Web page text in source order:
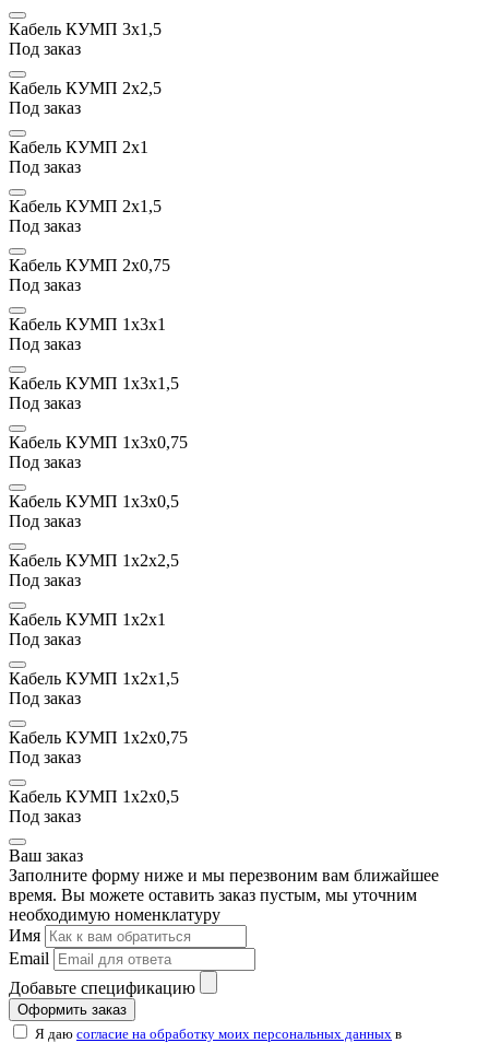
Кабель КУМП 3х1,5
Под заказ
Кабель КУМП 2х2,5
Под заказ
Кабель КУМП 2х1
Под заказ
Кабель КУМП 2х1,5
Под заказ
Кабель КУМП 2x0,75
Под заказ
Кабель КУМП 1х3x1
Под заказ
Кабель КУМП 1х3x1,5
Под заказ
Кабель КУМП 1х3x0,75
Под заказ
Кабель КУМП 1х3x0,5
Под заказ
Кабель КУМП 1х2x2,5
Под заказ
Кабель КУМП 1х2x1
Под заказ
Кабель КУМП 1х2x1,5
Под заказ
Кабель КУМП 1х2x0,75
Под заказ
Кабель КУМП 1х2x0,5
Под заказ
Ваш заказ
Заполните форму ниже и мы перезвоним вам ближайшее
время. Вы можете оставить заказ пустым, мы уточним
необходимую номенклатуру
Имя
Email
Добавьте спецификацию
Оформить заказ
Я даю согласие на обработку моих персональных данных в